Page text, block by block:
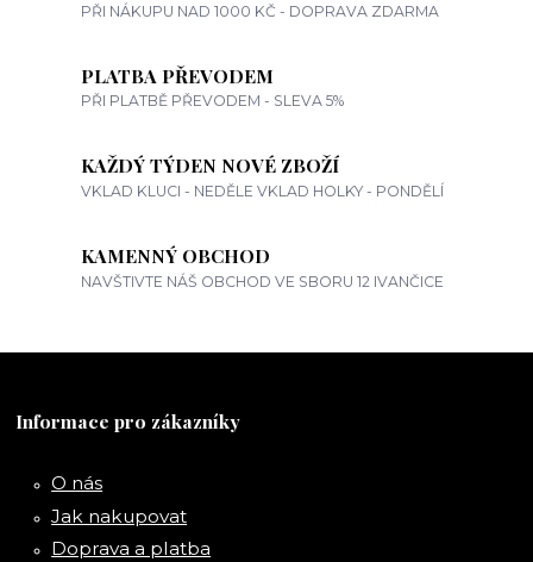
PŘI NÁKUPU NAD 1000 KČ - DOPRAVA ZDARMA
PLATBA PŘEVODEM
PŘI PLATBĚ PŘEVODEM - SLEVA 5%
KAŽDÝ TÝDEN NOVÉ ZBOŽÍ
VKLAD KLUCI - NEDĚLE VKLAD HOLKY - PONDĚLÍ
KAMENNÝ OBCHOD
NAVŠTIVTE NÁŠ OBCHOD VE SBORU 12 IVANČICE
Informace pro zákazníky
O nás
Jak nakupovat
Doprava a platba